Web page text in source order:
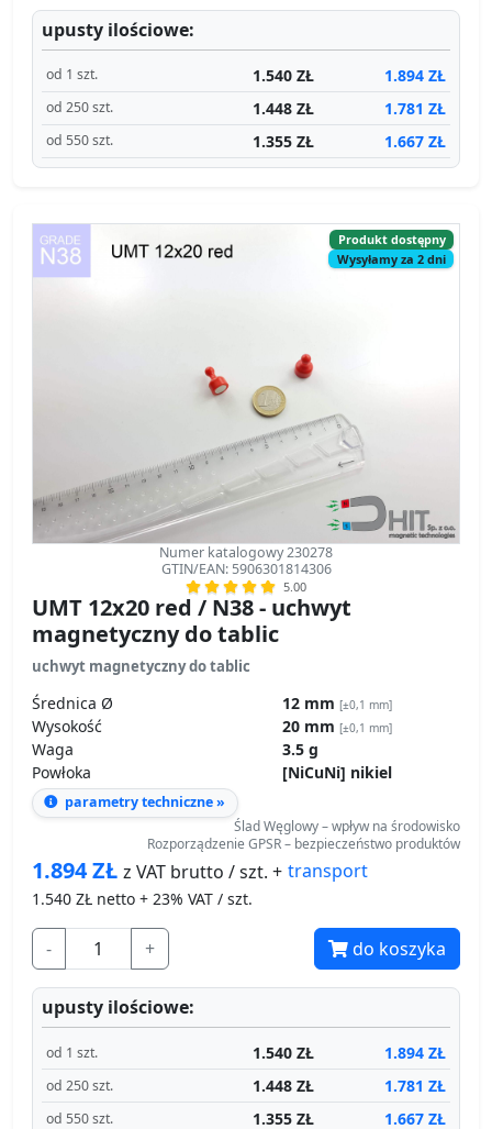
upusty ilościowe:
od 1 szt. 1.540 ZŁ 1.894 ZŁ
od 250 szt. 1.448 ZŁ 1.781 ZŁ
od 550 szt. 1.355 ZŁ 1.667 ZŁ
Produkt dostępny
Wysyłamy za 2 dni
Numer katalogowy 230278
GTIN/EAN: 5906301814306
5.00
UMT 12x20 red / N38 - uchwyt
magnetyczny do tablic
uchwyt magnetyczny do tablic
Średnica Ø 12 mm [±0,1 mm]
Wysokość 20 mm [±0,1 mm]
Waga
3.5 g
Powłoka
[NiCuNi] nikiel
parametry techniczne »
Ślad Węglowy – wpływ na środowisko
Rozporządzenie GPSR – bezpieczeństwo produktów
1.894ZŁ z VAT brutto / szt. + transport
1.540 ZŁ netto + 23% VAT / szt.
- + do koszyka
upusty ilościowe:
od 1 szt. 1.540 ZŁ 1.894 ZŁ
od 250 szt. 1.448 ZŁ 1.781 ZŁ
od 550 szt. 1.355 ZŁ 1.667 ZŁ